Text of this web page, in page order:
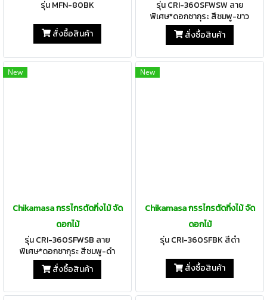
รุ่น MFN-80BK
สั่งซื้อสินค้า
รุ่น CRI-360SFWSW ลาย
พิเศษ*ดอกซากุระ สีชมพู-ขาว
สั่งซื้อสินค้า
New
Chikamasa กรรไกรตัดกิ่งไม้ จัด
ดอกไม้
รุ่น CRI-360SFWSB ลาย
พิเศษ*ดอกซากุระ สีชมพู-ดำ
สั่งซื้อสินค้า
New
Chikamasa กรรไกรตัดกิ่งไม้ จัด
ดอกไม้
รุ่น CRI-360SFBK สีดำ
สั่งซื้อสินค้า